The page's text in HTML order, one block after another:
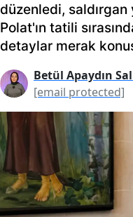
düzenledi, saldırgan
Polat'ın tatili
detaylar merak
Betül Apaydın
[email protected]